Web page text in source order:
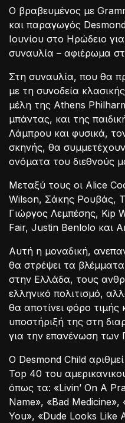
Ο βραβευμένος με
και παραγωγός
Ιουνίου στο Ηρώδειο
συναυλία – αφιέρωμα
Στη συναυλία, που θα
με τη συνοδεία
μέλη της Athens
μπάντας, και της
Λάμπρου και φυσικά,
σκηνής, θα
ονόματα του διεθνούς
Μεταξύ τους οι Alice
Wilson, Σάκης Ρουβάς,
Γιώργος Λεμπέσης, Kip
Fair, Justin Benlolo και
Αυτή η μοναδική,
θα στρέψει τα
στην Ελλάδα, τους
ελληνικό πολιτισμό,
θα αποτίνει φόρο τιμής
υποστήριξή της στη
για την επανένωση
Ο Desmond Child
Top 40 του
όπως τα: «Livin’ On A
Name», «Bad Medicine»,
You», «Dude Looks Like